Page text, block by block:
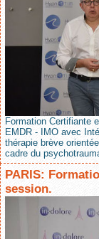
Formation Certifiante
EMDR - IMO avec
thérapie brève
cadre du
PARIS:
session.